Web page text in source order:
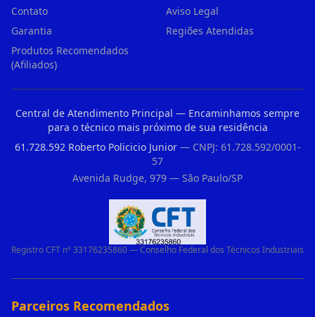
Contato
Aviso Legal
Garantia
Regiões Atendidas
Produtos Recomendados
(Afiliados)
Central de Atendimento Principal — Encaminhamos sempre
para o técnico mais próximo de sua residência
61.728.592 Roberto Policicio Junior— CNPJ: 61.728.592/0001-
57
Avenida Rudge, 979 — São Paulo/SP
Registro CFT nº 33176235860 — Conselho Federal dos Técnicos Industriais
Parceiros Recomendados